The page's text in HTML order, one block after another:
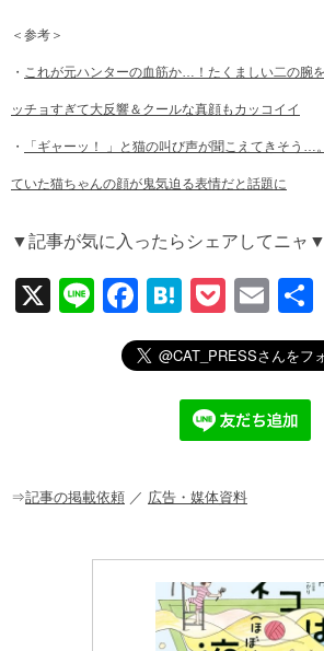
＜参考＞
・ これが元ハンターの血筋か…！たくましい二の腕
ッチョすぎて大反響＆クールな真顔もカッコイイ
・ 「ギャーッ！ 」と猫の叫び声が聞こえてきそう…
ていた猫ちゃんの顔が鬼気迫る表情だと話題に
▼記事が気に入ったらシェアしてニャ▼
X
Li
F
a
c
o
H
at
e
n
a
P
o
ck
et
E
m
ail
⇒記事の掲載依頼 ／ 広告・媒体資料